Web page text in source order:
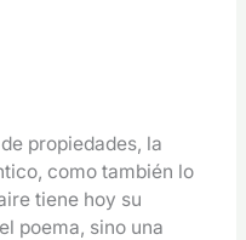
propiedades, la
como también lo
tiene hoy su
poema, sino una